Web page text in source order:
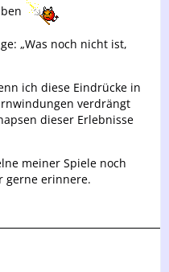
„Was noch nicht ist,
ich diese Eindrücke in
verdrängt
dieser Erlebnisse
meiner Spiele noch
gerne erinnere.